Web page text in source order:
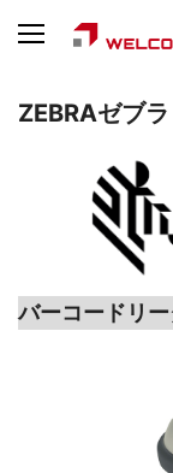
ZEBRAゼブラ
バーコードリー